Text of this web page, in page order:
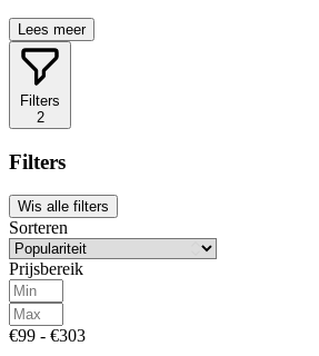
Lees meer
Filters
2
Filters
Wis alle filters
Sorteren
Prijsbereik
€99 - €303